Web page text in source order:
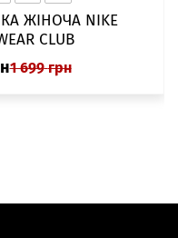
NIKE
CLUB
DX7902-286
1 699 грн